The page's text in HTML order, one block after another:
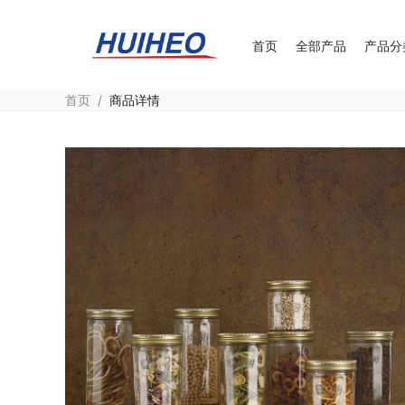
首页 全部产品 产品
首页 / 商品详情